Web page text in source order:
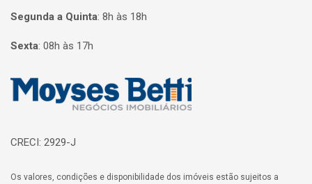
Segunda a Quinta: 8h às 18h
Sexta: 08h às 17h
Página inicial
CRECI: 2929-J
Os valores, condições e disponibilidade dos imóveis estão sujeitos a